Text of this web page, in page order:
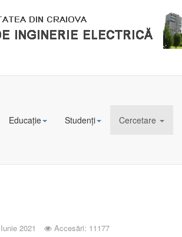
Educație Studenți Cercetare
2021 Accesări: 11177